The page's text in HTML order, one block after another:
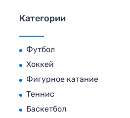
Категории
Футбол
Хоккей
Фигурное катание
Теннис
Баскетбол